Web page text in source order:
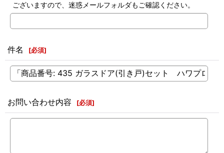
ございますので、迷惑メールフォルダもご確認ください。
件名 [必須]
お問い合わせ内容 [必須]